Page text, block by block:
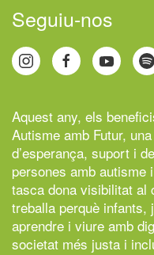
Seguiu-nos
Aquest any, els
Autisme amb Futur,
d’esperança, suport i
persones amb
tasca dona visibilitat al
treballa perquè infants,
aprendre i viure amb
societat més justa i